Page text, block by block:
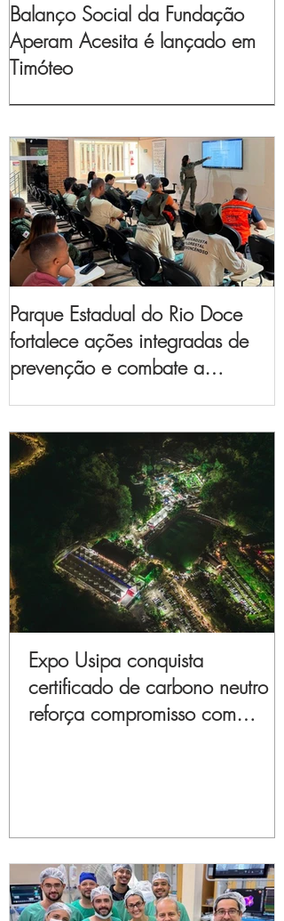
Balanço Social da Fundação
Aperam Acesita é lançado em
Timóteo
Parque Estadual do Rio Doce
fortalece ações integradas de
prevenção e combate a
Expo Usipa conquista
certificado de carbono neutro e
reforça compromisso com